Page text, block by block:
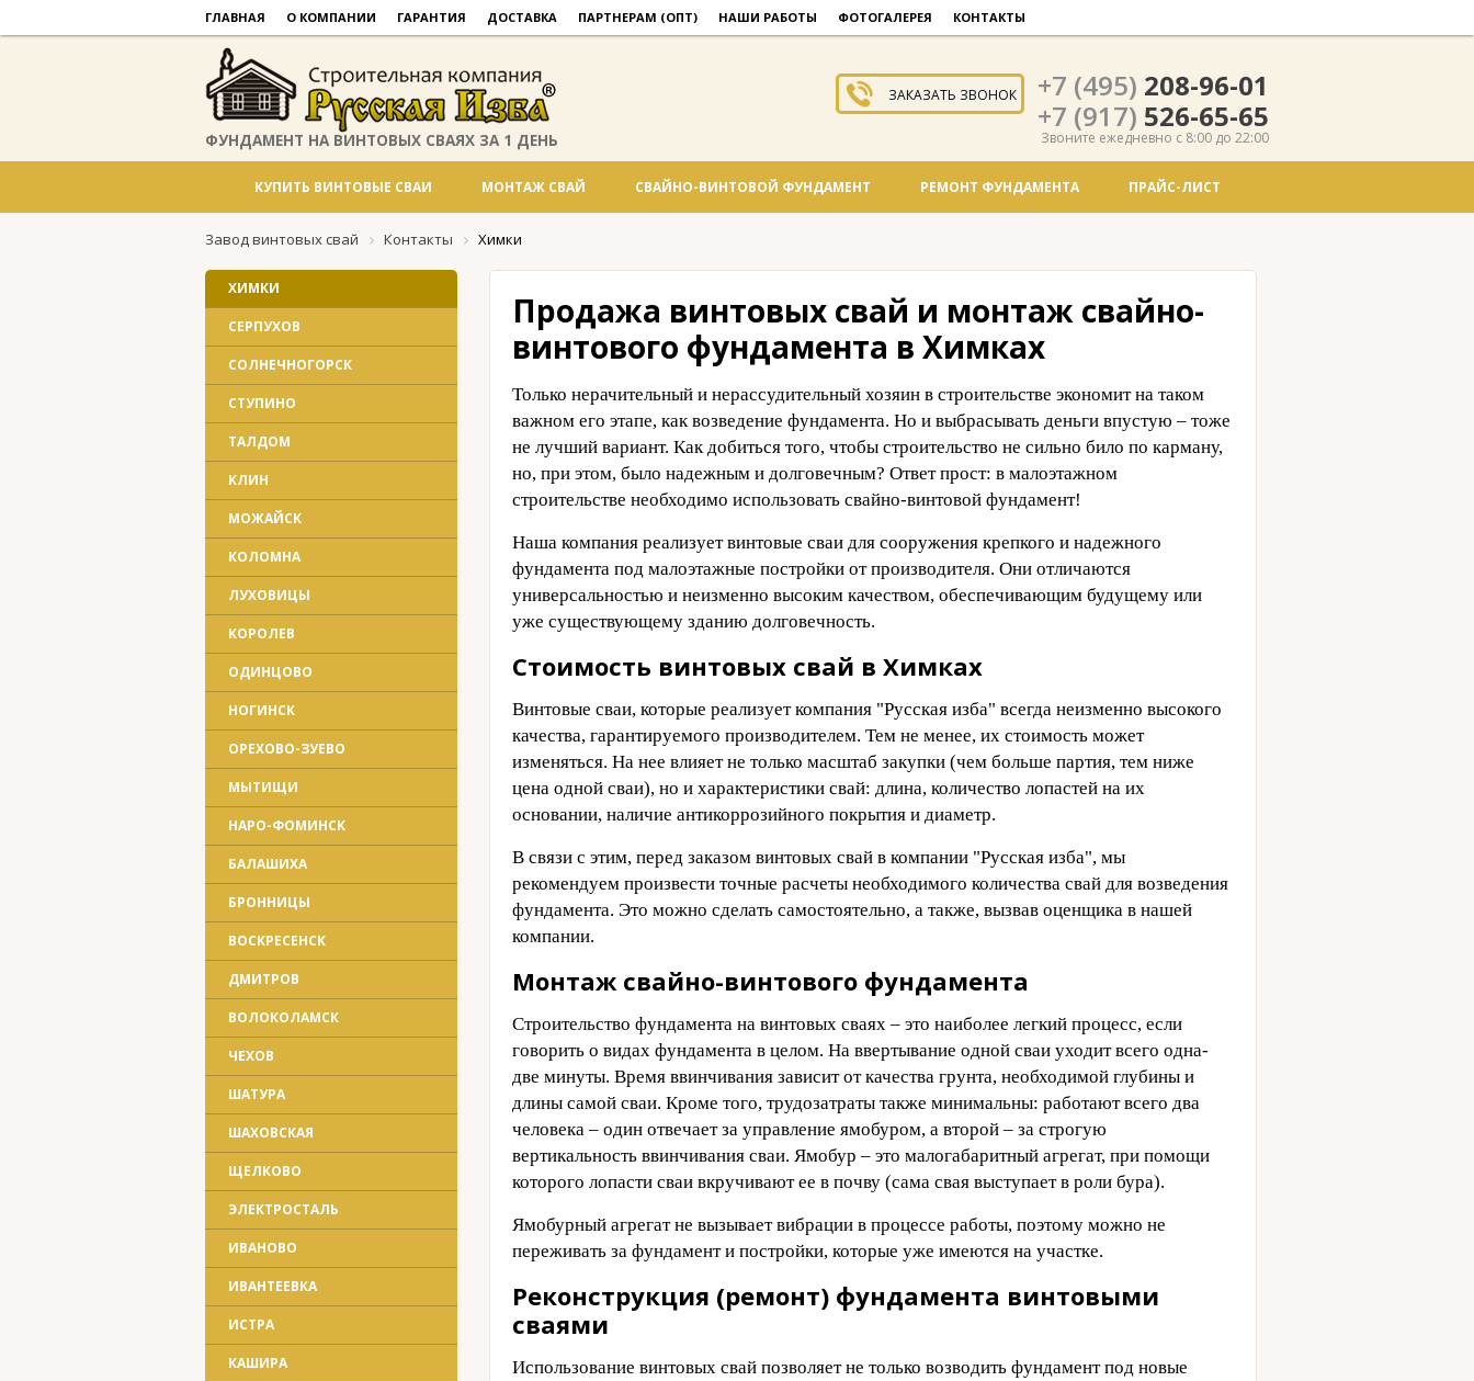
ГЛАВНАЯ О КОМПАНИИ ГАРАНТИЯ ДОСТАВКА ПАРТНЕРАМ (ОПТ) НАШИ РАБОТЫ ФОТОГАЛЕРЕЯ КОНТАКТЫ
ФУНДАМЕНТ НА ВИНТОВЫХ СВАЯХ ЗА 1 ДЕНЬ
ЗАКАЗАТЬ ЗВОНОК +7 (495) 208-96-01
+7 (917) 526-65-65
Звоните ежедневно с 8:00 до 22:00
КУПИТЬ ВИНТОВЫЕ СВАИ МОНТАЖ СВАЙ СВАЙНО-ВИНТОВОЙ ФУНДАМЕНТ РЕМОНТ ФУНДАМЕНТА ПРАЙС-ЛИСТ
Завод винтовых свай Контакты Химки
ХИМКИ
СЕРПУХОВ
СОЛНЕЧНОГОРСК
СТУПИНО
ТАЛДОМ
КЛИН
МОЖАЙСК
КОЛОМНА
ЛУХОВИЦЫ
КОРОЛЕВ
ОДИНЦОВО
НОГИНСК
ОРЕХОВО-ЗУЕВО
МЫТИЩИ
НАРО-ФОМИНСК
БАЛАШИХА
БРОННИЦЫ
ВОСКРЕСЕНСК
ДМИТРОВ
ВОЛОКОЛАМСК
ЧЕХОВ
ШАТУРА
ШАХОВСКАЯ
ЩЕЛКОВО
ЭЛЕКТРОСТАЛЬ
ИВАНОВО
ИВАНТЕЕВКА
ИСТРА
КАШИРА
Продажа винтовых свай и монтаж свайно-
винтового фундамента в Химках
Только нерачительный и нерассудительный хозяин в строительстве экономит на таком
важном его этапе, как возведение фундамента. Но и выбрасывать деньги впустую – тоже
не лучший вариант. Как добиться того, чтобы строительство не сильно било по карману,
но, при этом, было надежным и долговечным? Ответ прост: в малоэтажном
строительстве необходимо использовать свайно-винтовой фундамент!
Наша компания реализует винтовые сваи для сооружения крепкого и надежного
фундамента под малоэтажные постройки от производителя. Они отличаются
универсальностью и неизменно высоким качеством, обеспечивающим будущему или
уже существующему зданию долговечность.
Стоимость винтовых свай в Химках
Винтовые сваи, которые реализует компания "Русская изба" всегда неизменно высокого
качества, гарантируемого производителем. Тем не менее, их стоимость может
изменяться. На нее влияет не только масштаб закупки (чем больше партия, тем ниже
цена одной сваи), но и характеристики свай: длина, количество лопастей на их
основании, наличие антикоррозийного покрытия и диаметр.
В связи с этим, перед заказом винтовых свай в компании "Русская изба", мы
рекомендуем произвести точные расчеты необходимого количества свай для возведения
фундамента. Это можно сделать самостоятельно, а также, вызвав оценщика в нашей
компании.
Монтаж свайно-винтового фундамента
Строительство фундамента на винтовых сваях – это наиболее легкий процесс, если
говорить о видах фундамента в целом. На ввертывание одной сваи уходит всего одна-
две минуты. Время ввинчивания зависит от качества грунта, необходимой глубины и
длины самой сваи. Кроме того, трудозатраты также минимальны: работают всего два
человека – один отвечает за управление ямобуром, а второй – за строгую
вертикальность ввинчивания сваи. Ямобур – это малогабаритный агрегат, при помощи
которого лопасти сваи вкручивают ее в почву (сама свая выступает в роли бура).
Ямобурный агрегат не вызывает вибрации в процессе работы, поэтому можно не
переживать за фундамент и постройки, которые уже имеются на участке.
Реконструкция (ремонт) фундамента винтовыми
сваями
Использование винтовых свай позволяет не только возводить фундамент под новые